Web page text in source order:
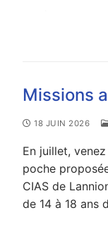
Missions
18 JUIN 2026
En juillet,
poche
CIAS de
de 14 à 18 ans